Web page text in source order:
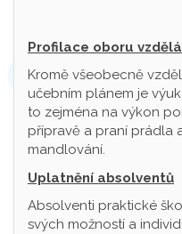
Profilace oboru
Kromě všeobecně
učebním plánem je
to zejména na výkon
přípravě a praní prádla
mandlování.
Uplatnění absolventů
Absolventi praktické
svých možností a